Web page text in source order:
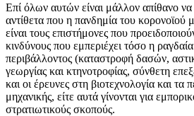
Επί όλων αυτών είναι μάλλον απίθανο
αντίθετα που η πανδημία του κορονοϊού
είναι τους επιστήμονες που
κινδύνους που εμπεριέχει τόσο η
περιβάλλοντος (καταστροφή δασών,
γεωργίας και κτηνοτροφίας, σύνθετη
και οι έρευνες στη βιοτεχνολογία και τα
μηχανικής, είτε αυτά γίνονται για
στρατιωτικούς σκοπούς.